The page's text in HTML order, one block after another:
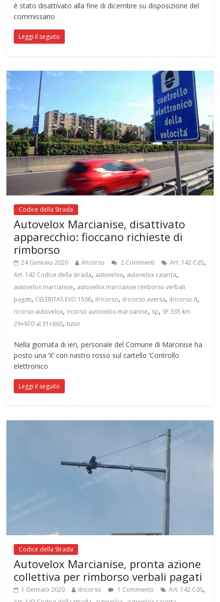
è stato disattivato alla fine di dicembre su disposizione del
commissario
Leggi il seguito
Codice della Strada
Autovelox Marcianise, disattivato
apparecchio: fioccano richieste di
rimborso
24 Gennaio 2020 ilricorso 2 Commenti Art. 142 CdS,
Art. 142 Codice della strada, autovelox, autovelox caserta,
autovelox marcianise, autovelox marcianise rimborso verbali
pagati, CELERITAS EVO 1506, ilricorso, ilricorso aversa, ilricorso.it,
ricorso autovelox, ricorso autovelox marcianise, sp, SP 335 km
29+970 al 31+860,tutor
Nella giornata di ieri, personale del Comune di Marcinise ha
posto una ‘X’ con nastro rosso sul cartello ‘Controllo
elettronico
Leggi il seguito
Codice della Strada
Autovelox Marcianise, pronta azione
collettiva per rimborso verbali pagati
1 Gennaio 2020 ilricorso 1 Commento Art. 142 CdS,